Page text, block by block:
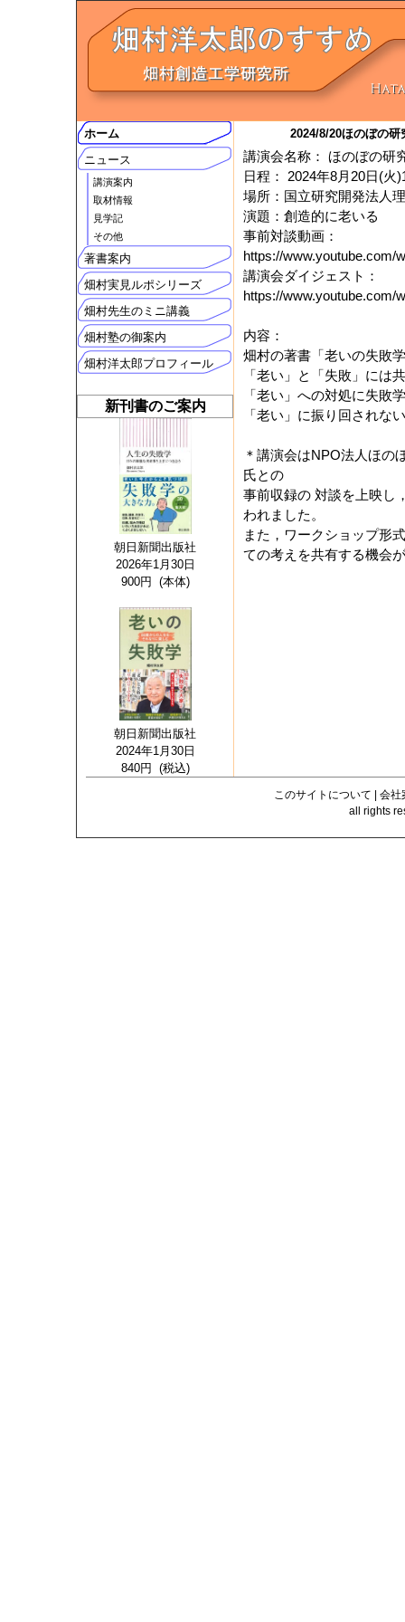
ホーム
ニュース
講演案内
取材情報
見学記
その他
著書案内
畑村実見ルポシリーズ
畑村先生のミニ講義
畑村塾の御案内
畑村洋太郎プロフィール
新刊書のご案内
朝日新聞出版社
2026年1月30日
900円 (本体)
朝日新聞出版社
2024年1月30日
840円 (税込)
2024/8/20ほのぼの
講演会名称： ほのぼの研
日程： 2024年8月20日(火
場所：国立研究開発法人
演題：創造的に老いる
事前対談動画：
https://www.youtube.com/
講演会ダイジェスト：
https://www.youtube.com/
内容：
畑村の著書「老いの失敗
「老い」と「失敗」には
「老い」への対処に失敗
「老い」に振り回されな
＊講演会はNPO法人ほの
氏との
事前収録の 対談を上映し
われました。
また，ワークショップ形
ての考えを共有する機会
このサイトについて | 会社
all rights